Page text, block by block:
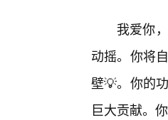
我爱你
动摇。你将
壁💡。你的
巨大贡献。